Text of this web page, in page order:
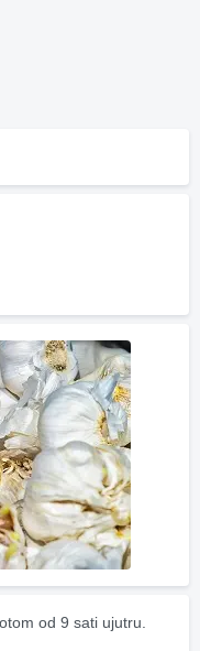
od 9 sati ujutru.